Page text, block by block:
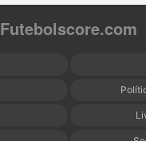
Futebolscore.com